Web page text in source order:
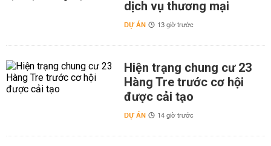
dịch vụ thương mại
DỰ ÁN 13 giờ trước
Hiện trạng chung cư 23
Hàng Tre trước cơ hội
được cải tạo
DỰ ÁN 14 giờ trước